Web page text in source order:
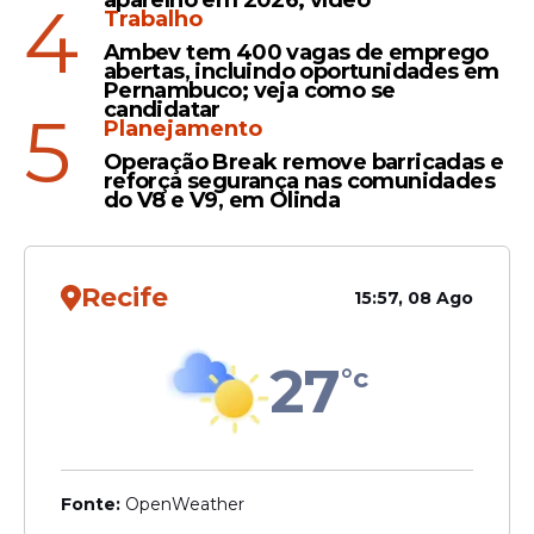
data, a hora e o local do exame; a opção de
língua estrangeira, e as indicações para
atendimento especializado e tratamento
por nome social.
edital do Enem 2024foi publicado no
Diário Oficial da União desta segunda-feira
4
Trabalho
Ambev tem 400 vagas de emprego
abertas, incluindo oportunidades em
Pernambuco; veja como se
candidatar
5
Planejamento
Operação Break remove barricadas e
reforça segurança nas comunidades
do V8 e V9, em Olinda
Recife 15:57, 08 Ago
27°c
Fonte: OpenWeather